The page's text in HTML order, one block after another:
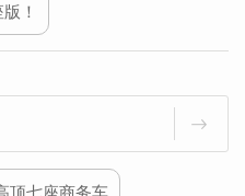
！
顶七座商务车